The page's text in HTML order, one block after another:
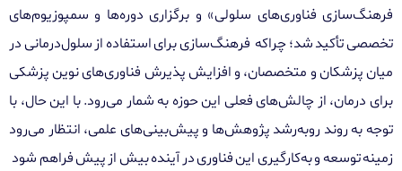
فرهنگ‌سازی فناوری‌های سلولی» و برگزاری دوره‌ها و سمپوزیوم‌های
تخصصی تأکید شد؛ چراکه فرهنگ‌سازی برای استفاده از سلول‌درمانی در
میان پزشکان و متخصصان، و افزایش پذیرش فناوری‌های نوین پزشکی
برای درمان، از چالش‌های فعلی این حوزه به شمار می‌رود. با این حال، با
توجه به روند رو‌به‌رشد پژوهش‌ها و پیش‌بینی‌های علمی، انتظار می‌رود
زمینه توسعه و به‌کارگیری این فناوری در آینده بیش از پیش فراهم شود